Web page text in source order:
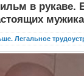
в рукаве.
Легальное